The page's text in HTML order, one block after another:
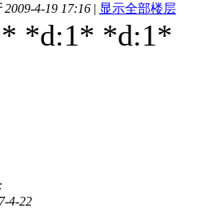
2009-4-19 17:16 | 显示全部楼层
*d:1* *d:1*
4-22